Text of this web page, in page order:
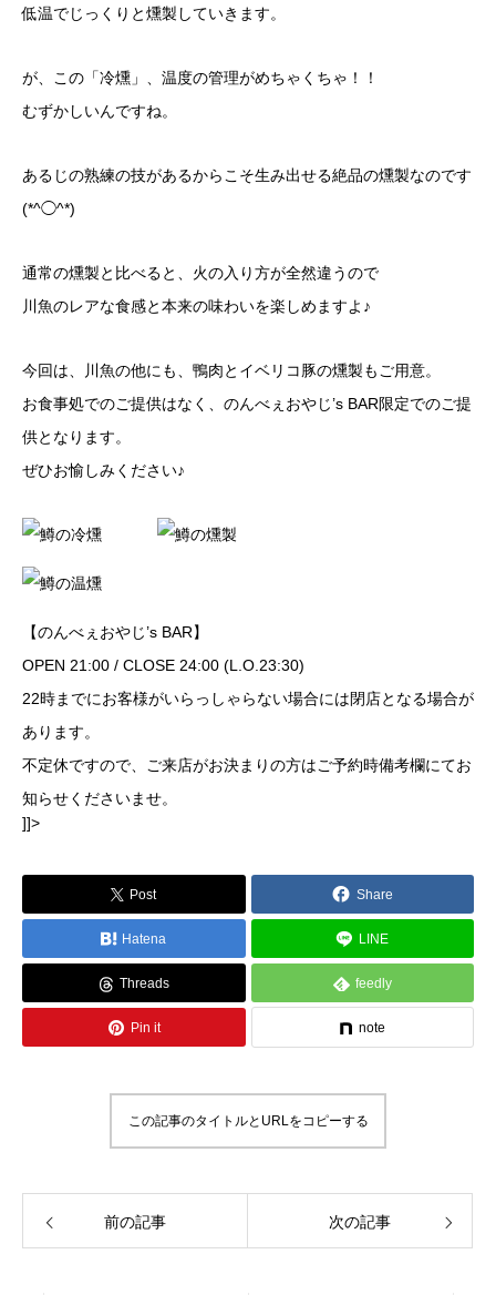
低温でじっくりと燻製していきます。
が、この「冷燻」、温度の管理がめちゃくちゃ！！
むずかしいんですね。
あるじの熟練の技があるからこそ生み出せる絶品の燻製なのです
(*^◯^*)
通常の燻製と比べると、火の入り方が全然違うので
川魚のレアな食感と本来の味わいを楽しめますよ♪
今回は、川魚の他にも、鴨肉とイベリコ豚の燻製もご用意。
お食事処でのご提供はなく、のんべぇおやじ’s BAR限定でのご提
供となります。
ぜひお愉しみください♪
【のんべぇおやじ’s BAR】
OPEN 21:00 / CLOSE 24:00 (L.O.23:30)
22時までにお客様がいらっしゃらない場合には閉店となる場合が
あります。
不定休ですので、ご来店がお決まりの方はご予約時備考欄にてお
知らせくださいませ。
]]>
Post Share
Hatena LINE
Threads feedly
Pin it note
この記事のタイトルとURLをコピーする
前の記事 次の記事